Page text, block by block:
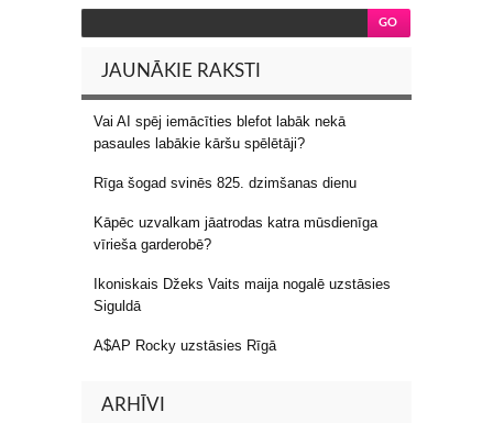
JAUNĀKIE RAKSTI
Vai AI spēj iemācīties blefot labāk nekā
pasaules labākie kāršu spēlētāji?
Rīga šogad svinēs 825. dzimšanas dienu
Kāpēc uzvalkam jāatrodas katra mūsdienīga
vīrieša garderobē?
Ikoniskais Džeks Vaits maija nogalē uzstāsies
Siguldā
A$AP Rocky uzstāsies Rīgā
ARHĪVI